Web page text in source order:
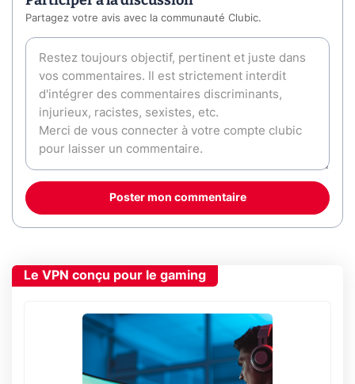
Partagez votre avis avec la communauté Clubic.
Poster mon commentaire
Le VPN conçu pour le gaming